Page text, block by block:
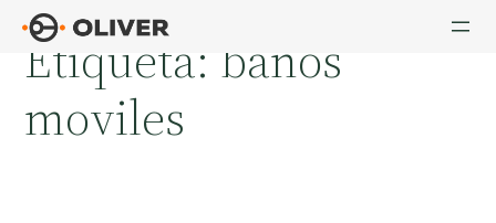
Saltar
contenido
Etiqueta: baños
moviles